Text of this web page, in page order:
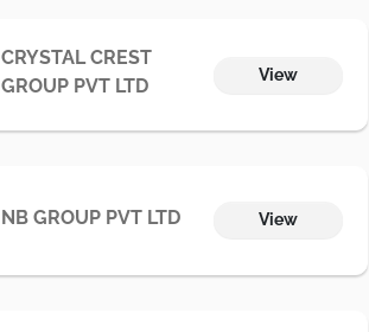
CRYSTAL CREST
GROUP PVT LTD
View
NB GROUP PVT LTD View